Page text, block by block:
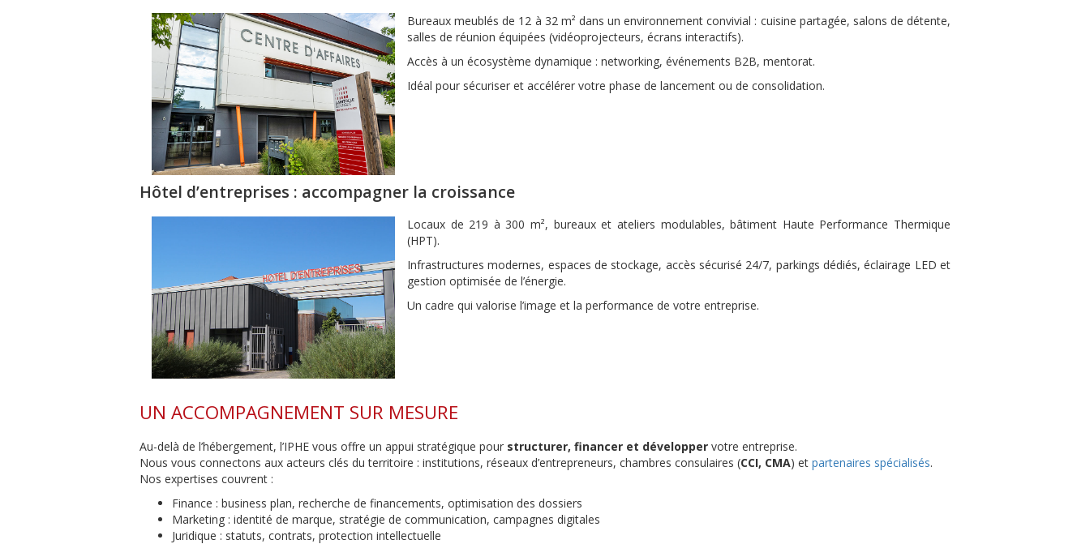
Bureaux meublés de 12 à 32 m² dans un environnement convivial : cuisine partagée, salons de détente,
salles de réunion équipées (vidéoprojecteurs, écrans interactifs).
Accès à un écosystème dynamique : networking, événements B2B, mentorat.
Idéal pour sécuriser et accélérer votre phase de lancement ou de consolidation.
Hôtel d’entreprises : accompagner la croissance
Locaux de 219 à 300 m², bureaux et ateliers modulables, bâtiment Haute Performance Thermique
(HPT).
Infrastructures modernes, espaces de stockage, accès sécurisé 24/7, parkings dédiés, éclairage LED et
gestion optimisée de l’énergie.
Un cadre qui valorise l’image et la performance de votre entreprise.
UN ACCOMPAGNEMENT SUR MESURE
Au-delà de l’hébergement, l’IPHE vous offre un appui stratégique pour structurer, financer et développer votre entreprise.
Nous vous connectons aux acteurs clés du territoire : institutions, réseaux d’entrepreneurs, chambres consulaires (CCI, CMA) et partenaires spécialisés.
Nos expertises couvrent :
Finance : business plan, recherche de financements, optimisation des dossiers
Marketing : identité de marque, stratégie de communication, campagnes digitales
Juridique : statuts, contrats, protection intellectuelle